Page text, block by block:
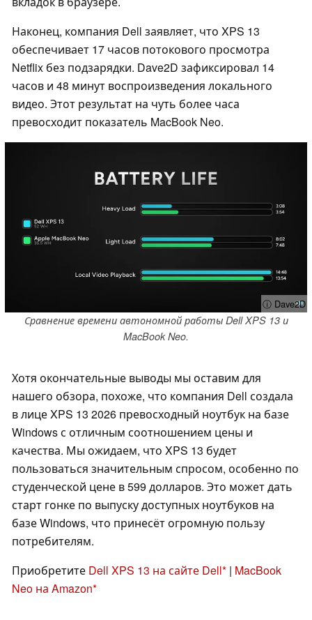
Наконец, компания Dell заявляет, что XPS 13
обеспечивает 17 часов потокового просмотра
Netflix без подзарядки. Dave2D зафиксировал 14
часов и 48 минут воспроизведения локального
видео. Этот результат на чуть более часа
превосходит показатель MacBook Neo.
ⓘ Dave2D
Сравнение времени автономной работы Dell XPS 13 и
MacBook Neo.
Хотя окончательные выводы мы оставим для
нашего обзора, похоже, что компания Dell создала
в лице XPS 13 2026 превосходный ноутбук на базе
Windows с отличным соотношением цены и
качества. Мы ожидаем, что XPS 13 будет
пользоваться значительным спросом, особенно по
студенческой цене в 599 долларов. Это может дать
старт гонке по выпуску доступных ноутбуков на
базе Windows, что принесёт огромную пользу
потребителям.
Приобретите Dell XPS 13 на сайте Dell | MacBook
Neo на Amazon